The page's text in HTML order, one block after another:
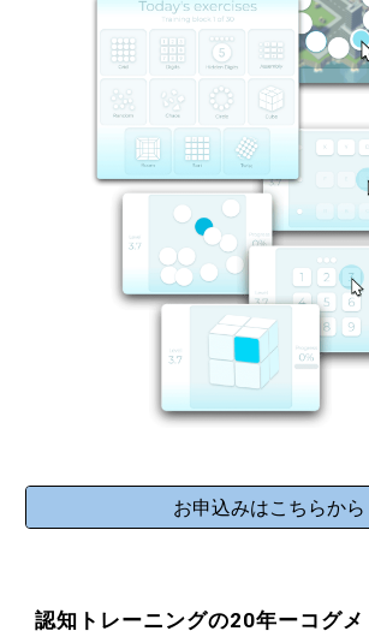
お申込みはこちらから
認知トレーニングの20年ーコグ